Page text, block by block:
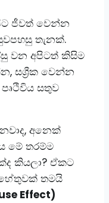
ජීවත් වෙන්න
තැනක්.
වන අපිටත් කිසිම
සශ්‍රීක වෙන්න
සතුව
අනෙක්
මේ තරම්ම
කියලා? ​ඒකට
තමයි
Effect)